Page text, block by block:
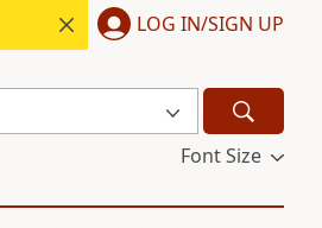
LOG IN/SIGN UP
Font Size